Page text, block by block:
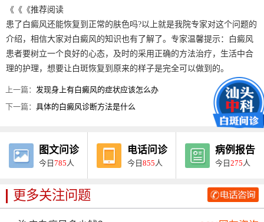
《《《推荐阅读
患了白癜风还能恢复到正常的肤色吗?以上就是我院专家对这个问题的
介绍，相信大家对白癜风的知识也有了解了。专家温馨提示：白癜风
患者要树立一个良好的心态，及时的采用正确的方法治疗，生活中合
理的护理，想要让白斑恢复到原来的样子是完全可以做到的。
上一篇：发现身上有白癜风的症状应该怎么办
下一篇：具体的白癜风诊断方法是什么
图文问诊
今日785 人
电话问诊
今日855 人
病例报告
今日275 人
更多关注问题